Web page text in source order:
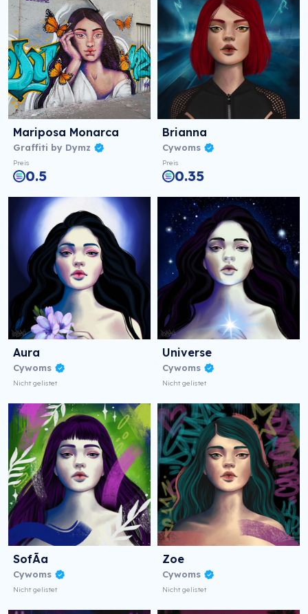
Mariposa Monarca
Graffiti by Dymz
Preis
0.5
Brianna
Cywoms
Preis
0.35
Aura
Cywoms
Nicht gelistet
Universe
Cywoms
Nicht gelistet
SofÃ­a
Cywoms
Nicht gelistet
Zoe
Cywoms
Nicht gelistet